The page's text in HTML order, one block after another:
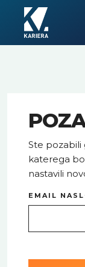
Ste pozabili
katerega
nastavili
EMAIL